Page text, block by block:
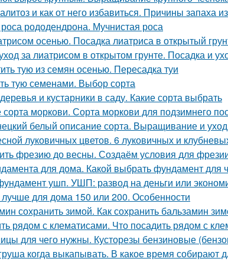
и как от него избавиться. Причины запаха
рододендрона. Мучнистая роса
осенью. Посадка лиатриса в открытый
за лиатрисом в открытом грунте. Посадка и
тую из семян осенью. Пересадка туи
тую семенами. Выбор сорта
и кустарники в саду. Какие сорта выбрать
моркови. Сорта моркови для подзимнего
белый описание сорта. Выращивание и уход
луковичных цветов. 6 луковичных и
фрезию до весны. Создаём условия для
для дома. Какой выбрать фундамент для
ушп. УШП: развод на деньги или
лучше для дома 150 или 200. Особенности
сохранить зимой. Как сохранить бальзамин
рядом с клематисами. Что посадить рядом с
для чего нужны. Кусторезы бензиновые
когда выкапывать. В какое время собирают